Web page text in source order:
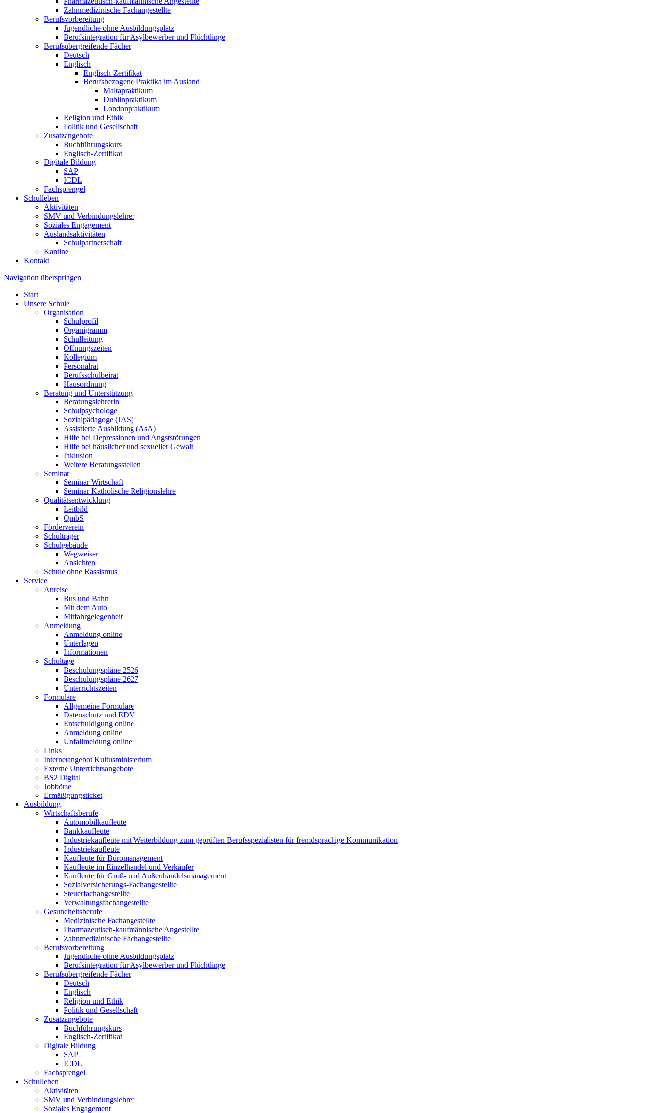
Zahnmedizinische Fachangestellte
Berufsvorbereitung
Jugendliche ohne Ausbildungsplatz
Berufsintegration für Asylbewerber und Flüchtlinge
Berufsübergreifende Fächer
Deutsch
Englisch
Englisch-Zertifikat
Berufsbezogene Praktika im Ausland
Maltapraktikum
Dublinpraktikum
Londonpraktikum
Religion und Ethik
Politik und Gesellschaft
Zusatzangebote
Buchführungskurs
Englisch-Zertifikat
Digitale Bildung
SAP
ICDL
Fachsprengel
Schulleben
Aktivitäten
SMV und Verbindungslehrer
Soziales Engagement
Auslandsaktivitäten
Schulpartnerschaft
Kantine
Kontakt
Navigation überspringen
Start
Unsere Schule
Organisation
Schulprofil
Organigramm
Schulleitung
Öffnungszeiten
Kollegium
Personalrat
Berufsschulbeirat
Hausordnung
Beratung und Unterstützung
Beratungslehrerin
Schulpsychologe
Sozialpädagoge (JAS)
Assistierte Ausbildung (AsA)
Hilfe bei Depressionen und Angststörungen
Hilfe bei häuslicher und sexueller Gewalt
Inklusion
Weitere Beratungsstellen
Seminar
Seminar Wirtschaft
Seminar Katholische Religionslehre
Qualitätsentwicklung
Leitbild
QmbS
Förderverein
Schulträger
Schulgebäude
Wegweiser
Ansichten
Schule ohne Rassismus
Service
Anreise
Bus und Bahn
Mit dem Auto
Mitfahrgelegenheit
Anmeldung
Anmeldung online
Unterlagen
Informationen
Schultage
Beschulungspläne 2526
Beschulungspläne 2627
Unterrichtszeiten
Formulare
Allgemeine Formulare
Datenschutz und EDV
Entschuldigung online
Anmeldung online
Unfallmeldung online
Links
Internetangebot Kultusministerium
Externe Unterrichtsangebote
BS2 Digital
Jobbörse
Ermäßigungsticket
Ausbildung
Wirtschaftsberufe
Automobilkaufleute
Bankkaufleute
Industriekaufleute mit Weiterbildung zum geprüften Berufsspezialisten für fremdsprachige Kommunikation
Industriekaufleute
Kaufleute für Büromanagement
Kaufleute im Einzelhandel und Verkäufer
Kaufleute für Groß- und Außenhandelsmanagement
Sozialversicherungs-Fachangestellte
Steuerfachangestellte
Verwaltungsfachangestellte
Gesundheitsberufe
Medizinische Fachangestellte
Pharmazeutisch-kaufmännische Angestellte
Zahnmedizinische Fachangestellte
Berufsvorbereitung
Jugendliche ohne Ausbildungsplatz
Berufsintegration für Asylbewerber und Flüchtlinge
Berufsübergreifende Fächer
Deutsch
Englisch
Religion und Ethik
Politik und Gesellschaft
Zusatzangebote
Buchführungskurs
Englisch-Zertifikat
Digitale Bildung
SAP
ICDL
Fachsprengel
Schulleben
Aktivitäten
SMV und Verbindungslehrer
Soziales Engagement